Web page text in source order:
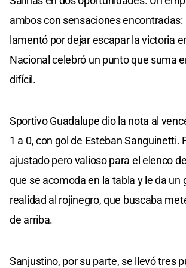
ambos con sensaciones encontradas:
lamentó por dejar escapar la victoria
Nacional celebró un punto que suma
difícil.
Sportivo Guadalupe dio la nota al
1 a 0, con gol de Esteban Sanguinetti.
ajustado pero valioso para el elenco
que se acomoda en la tabla y le da un
realidad al rojinegro, que buscaba
de arriba.
Sanjustino, por su parte, se llevó tres